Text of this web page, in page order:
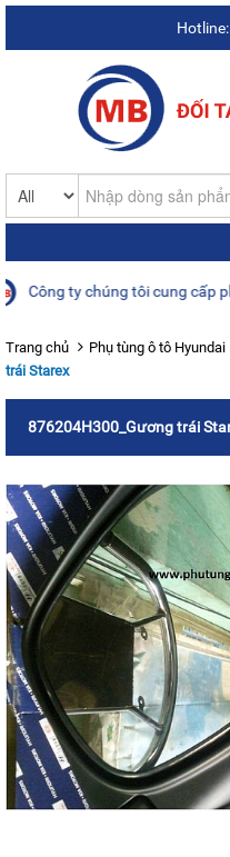
ty chúng tôi cung cấp phụ
Trang chủ Phụ tùng ô tô Hyundai
trái Starex
876204H300_Gương trái